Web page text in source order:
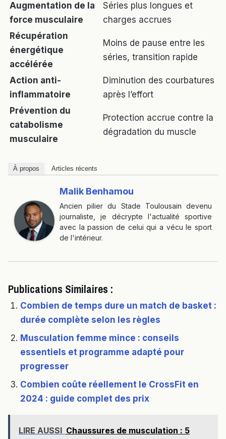
Augmentation de la
force musculaire
Séries plus longues et
charges accrues
Récupération
énergétique
accélérée
Moins de pause entre les
séries, transition rapide
Action anti-
inflammatoire
Diminution des courbatures
après l’effort
Prévention du
catabolisme
musculaire
Protection accrue contre la
dégradation du muscle
À propos Articles récents
Malik Benhamou
Ancien pilier du Stade Toulousain devenu
journaliste, je décrypte l'actualité sportive
avec la passion de celui qui a vécu le sport
de l'intérieur.
Publications Similaires :
Combien de temps dure un match de basket :
durée complète selon les règles
Musculation femme mince : conseils
essentiels et programme adapté pour
progresser
Combien coûte réellement le CrossFit en
2024 : guide complet des prix
LIRE AUSSI Chaussures de musculation : 5